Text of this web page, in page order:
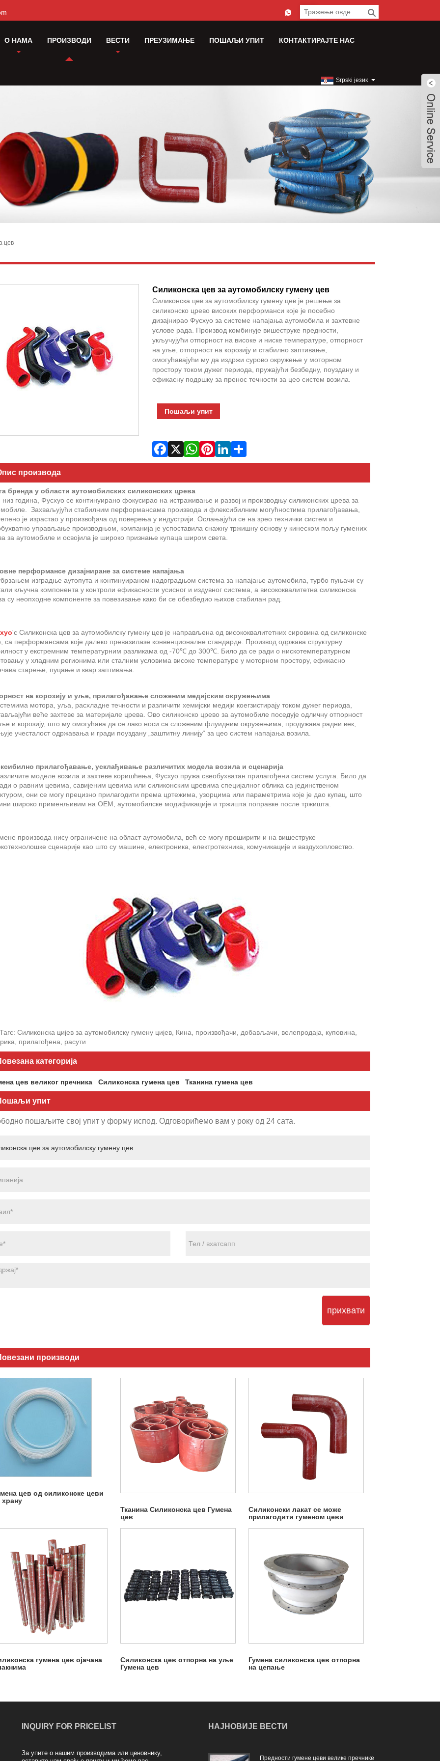
О НАМА ПРОИЗВОДИ ВЕСТИ ПРЕУЗИМАЊЕ ПОШАЉИ УПИТ КОНТАКТИРАЈТЕ НАС
Srpski језик
цев
Силиконска цев за аутомобилску гумену цев
Силиконска цев за аутомобилску гумену цев је решење за
силиконско црево високих перформанси које је посебно
дизајнирао Фусхуо за системе напајања аутомобила и захтевне
услове рада. Производ комбинује вишеструке предности,
укључујући отпорност на високе и ниске температуре, отпорност
на уље, отпорност на корозију и стабилно заптивање,
омогућавајући му да издржи сурово окружење у моторном
простору током дужег периода, пружајући безбедну, поуздану и
ефикасну подршку за пренос течности за цео систем возила.
Пошаљи упит
производа
бренда у области аутомобилских силиконских црева
низ година, Фусхуо се континуирано фокусирао на истраживање и развој и производњу силиконских црева за
Захваљујући стабилним перформансама производа и флексибилним могућностима прилагођавања,
је израстао у произвођача од поверења у индустрији. Ослањајући се на зрео технички систем и
управљање производњом, компанија је успоставила снажну тржишну основу у кинеском пољу гумених
за аутомобиле и освојила је широко признање купаца широм света.
перформансе дизајниране за системе напајања
изградње аутопута и континуираном надоградњом система за напајање аутомобила, турбо пуњачи су
кључна компонента у контроли ефикасности усисног и издувног система, а висококвалитетна силиконска
су неопходне компоненте за повезивање како би се обезбедио њихов стабилан рад.
'с Силиконска цев за аутомобилску гумену цев је направљена од висококвалитетних сировина од силиконске
са перформансама које далеко превазилазе конвенционалне стандарде. Производ одржава структурну
у екстремним температурним разликама од -70℃ до 300℃. Било да се ради о нискотемпературном
у хладним регионима или сталним условима високе температуре у моторном простору, ефикасно
старење, пуцање и квар заптивања.
на корозију и уље, прилагођавање сложеним медијским окружењима
мотора, уља, расхладне течности и различити хемијски медији коегзистирају током дужег периода,
веће захтеве за материјале црева. Ово силиконско црево за аутомобиле поседује одличну отпорност
и корозију, што му омогућава да се лако носи са сложеним флуидним окружењима, продужава радни век,
учесталост одржавања и гради поуздану „заштитну линију“ за цео систем напајања возила.
прилагођавање, усклађивање различитих модела возила и сценарија
моделе возила и захтеве коришћења, Фусхуо пружа свеобухватан прилагођени систем услуга. Било да
о равним цевима, савијеним цевима или силиконским цревима специјалног облика са јединственом
они се могу прецизно прилагодити према цртежима, узорцима или параметрима које је дао купац, што
широко применљивим на ОЕМ, аутомобилске модификације и тржишта поправке после тржишта.
производа нису ограничене на област аутомобила, већ се могу проширити и на вишеструке
сценарије као што су машине, електроника, електротехника, комуникације и ваздухопловство.
Силиконска цијев за аутомобилску гумену цијев, Кина, произвођачи, добављачи, велепродаја, куповина,
прилагођена, расути
категорија
цев великог пречника Силиконска гумена цев Тканина гумена цев
упит
пошаљите свој упит у форму испод. Одговорићемо вам у року од 24 сата.
прихвати
производи
цев од силиконске цеви
храну
Тканина Силиконска цев Гумена
цев
Силиконски лакат се може
прилагодити гуменом цеви
гумена цев ојачана
Силиконска цев отпорна на уље
Гумена цев
Гумена силиконска цев отпорна
на цепање
INQUIRY FOR PRICELIST
За упите о нашим производима или ценовнику,
НАЈНОВИЈЕ ВЕСТИ
Предности гумене меке везе Предности гумене цеви велике пречнике